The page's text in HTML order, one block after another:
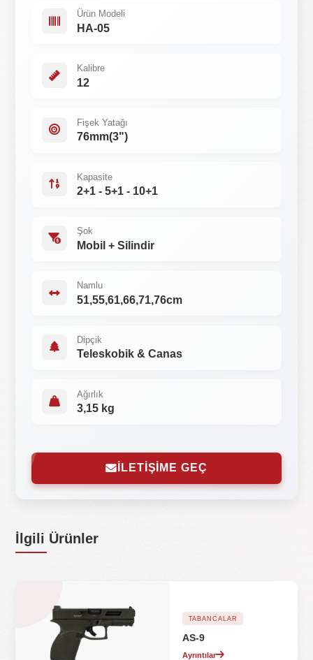
Ürün Modeli
HA-05
Kalibre
12
Fişek Yatağı
76mm(3")
Kapasite
2+1 - 5+1 - 10+1
Şok
Mobil + Silindir
Namlu
51,55,61,66,71,76cm
Dipçik
Teleskobik & Canas
Ağırlık
3,15 kg
İLETİŞİME GEÇ
İlgili Ürünler
TABANCALAR
AS-9
Ayrıntılar